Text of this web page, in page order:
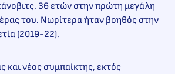
36 ετών στην πρώτη μεγάλη
του. Νωρίτερα ήταν βοηθός στην
(2019-22).
και νέος συμπαίκτης, εκτός